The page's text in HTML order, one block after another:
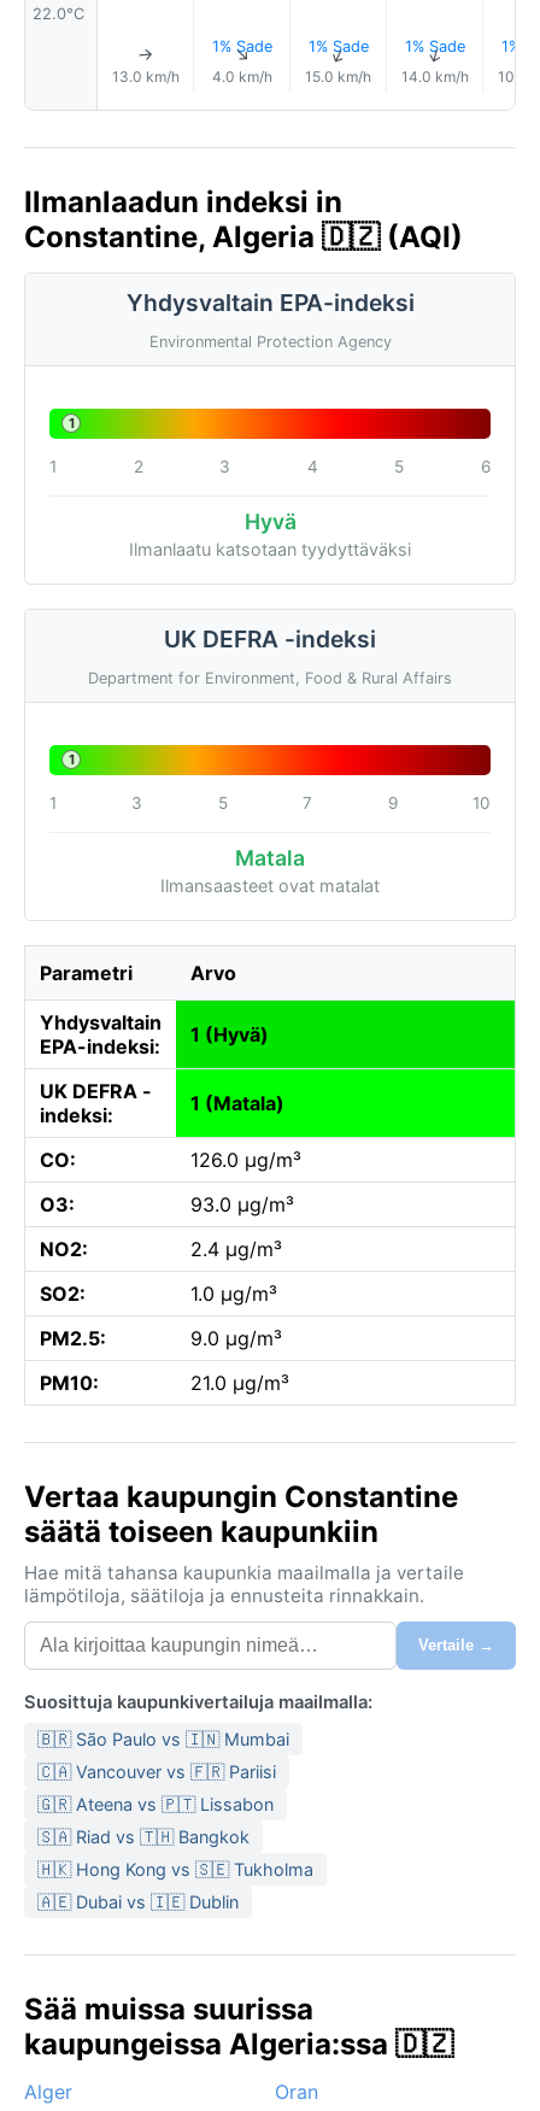
22.0°C
↑
13.0 km/h
1% Sade
↑
4.0 km/h
1% Sade
↑
15.0 km/h
1% Sade
↑
14.0 km/h
1%
10.0
Ilmanlaadun indeksi in
Constantine, Algeria 🇩🇿 (AQI)
Yhdysvaltain EPA-indeksi
Environmental Protection Agency
1
1 2 3 4 5 6
Hyvä
Ilmanlaatu katsotaan tyydyttäväksi
UK DEFRA -indeksi
Department for Environment, Food & Rural Affairs
1
1 3 5 7 9 10
Matala
Ilmansaasteet ovat matalat
Parametri Arvo
Yhdysvaltain
EPA-indeksi:
1 (Hyvä)
UK DEFRA -
indeksi:
1 (Matala)
CO:
126.0 µg/m³
O3:
93.0 µg/m³
NO2:
2.4 µg/m³
SO2:
1.0 µg/m³
PM2.5:
9.0 µg/m³
PM10:
21.0 µg/m³
Vertaa kaupungin Constantine
säätä toiseen kaupunkiin
Hae mitä tahansa kaupunkia maailmalla ja vertaile
lämpötiloja, säätiloja ja ennusteita rinnakkain.
Vertaile →
Suosittuja kaupunkivertailuja maailmalla:
🇧🇷 São Paulo vs 🇮🇳 Mumbai
🇨🇦 Vancouver vs 🇫🇷 Pariisi
🇬🇷 Ateena vs 🇵🇹 Lissabon
🇸🇦 Riad vs 🇹🇭 Bangkok
🇭🇰 Hong Kong vs 🇸🇪 Tukholma
🇦🇪 Dubai vs 🇮🇪 Dublin
Sää muissa suurissa
kaupungeissa Algeria:ssa 🇩🇿
Alger
Oran